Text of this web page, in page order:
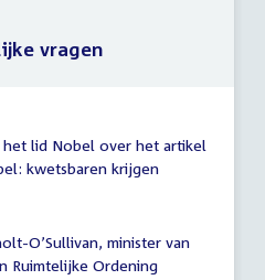
lid Nobel over het artikel
kwetsbaren krijgen
O’Sullivan, minister van
Ruimtelijke Ordening
vragen